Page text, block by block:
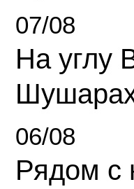
07/08
На углу
06/08
Рядом с